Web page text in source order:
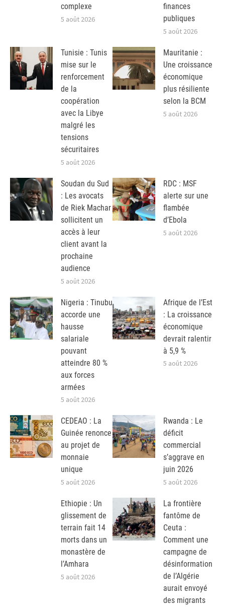
complexe
5 août 2026
finances
publiques
5 août 2026
Tunisie : Tunis
mise sur le
renforcement
de la
coopération
avec la Libye
malgré les
tensions
sécuritaires
5 août 2026
Mauritanie :
Une croissance
économique
plus résiliente
selon la BCM
5 août 2026
Soudan du Sud
: Les avocats
de Riek Machar
sollicitent un
accès à leur
client avant la
prochaine
audience
5 août 2026
RDC : MSF
alerte sur une
flambée
d’Ebola
5 août 2026
Nigeria : Tinubu
accorde une
hausse
salariale
pouvant
atteindre 80 %
aux forces
armées
5 août 2026
Afrique de l’Est
: La croissance
économique
devrait ralentir
à 5,9 %
5 août 2026
CEDEAO : La
Guinée renonce
au projet de
monnaie
unique
5 août 2026
Rwanda : Le
déficit
commercial
s’aggrave en
juin 2026
5 août 2026
Ethiopie : Un
glissement de
terrain fait 14
morts dans un
monastère de
l’Amhara
5 août 2026
La frontière
fantôme de
Ceuta :
Comment une
campagne de
désinformation
de l’Algérie
aurait envoyé
des migrants